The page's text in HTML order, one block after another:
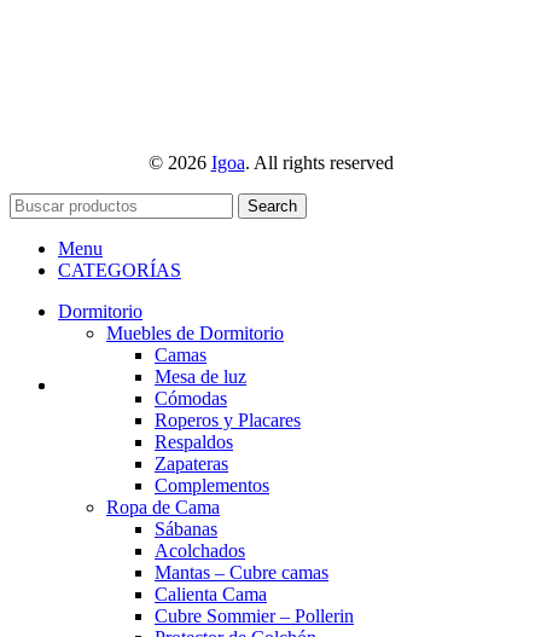
© 2026 Igoa. All rights reserved
Search
Menu
CATEGORÍAS
Dormitorio
Muebles de Dormitorio
Camas
Mesa de luz
Cómodas
Roperos y Placares
Respaldos
Zapateras
Complementos
Ropa de Cama
Sábanas
Acolchados
Mantas – Cubre camas
Calienta Cama
Cubre Sommier – Pollerin